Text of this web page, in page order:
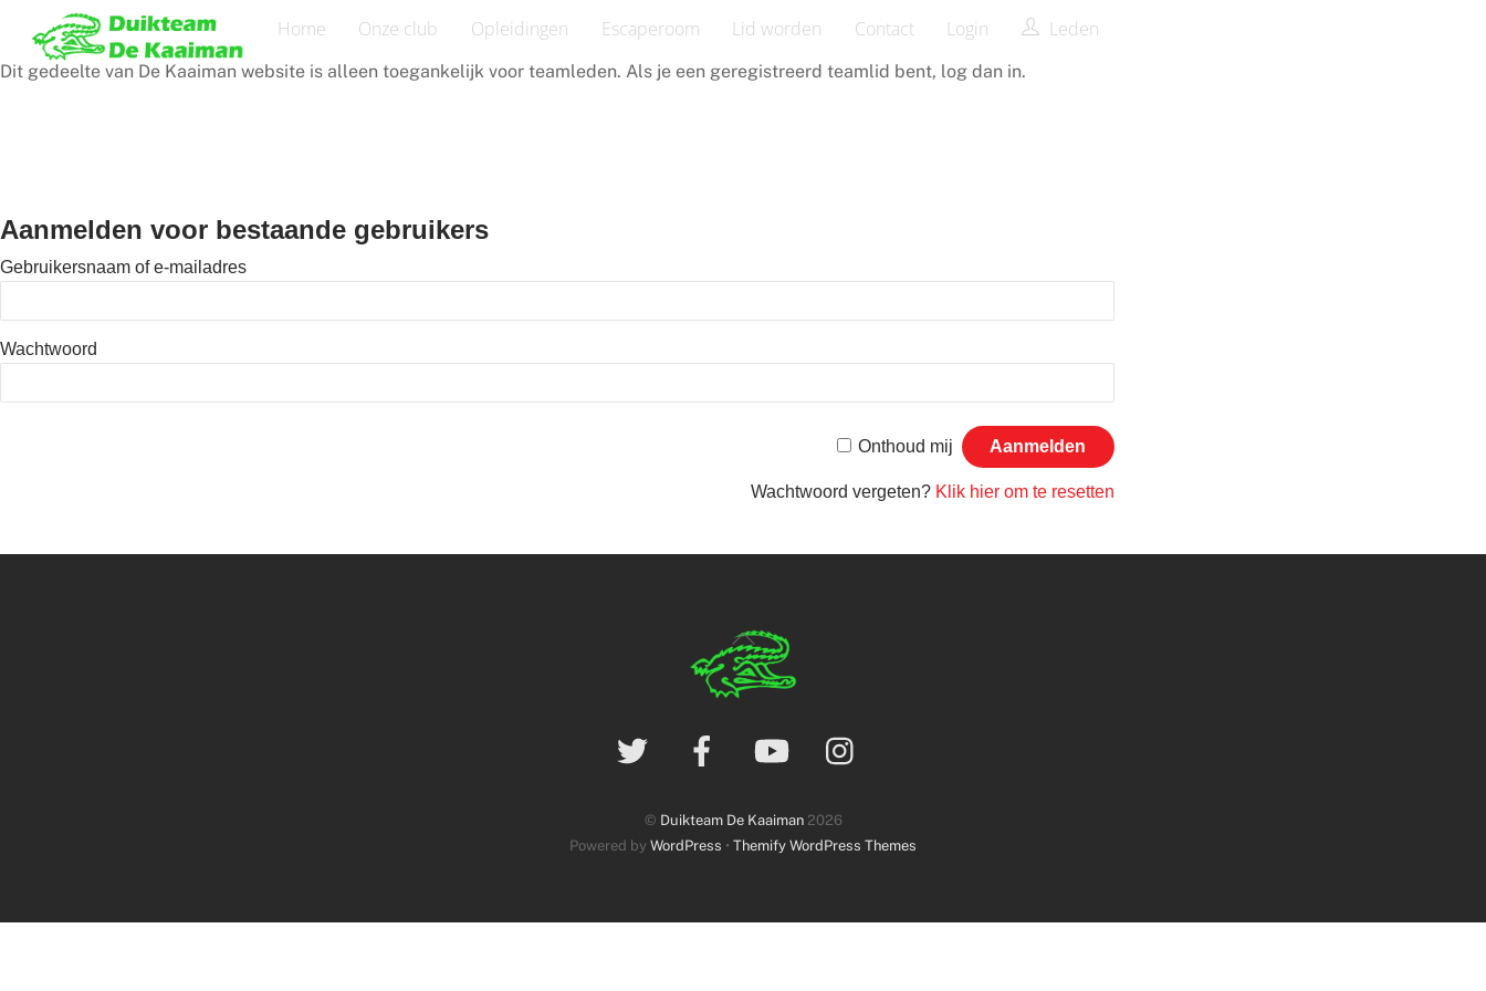
Home Onze club Opleidingen Escaperoom Lid worden Contact Login Leden
Dit gedeelte van De Kaaiman website is alleen toegankelijk voor teamleden. Als je een geregistreerd teamlid bent, log dan in.
Aanmelden voor bestaande gebruikers
Gebruikersnaam of e-mailadres
Wachtwoord
Onthoud mij
Wachtwoord vergeten? Klik hier om te resetten
© Duikteam De Kaaiman2026
Powered by WordPress • Themify WordPress Themes